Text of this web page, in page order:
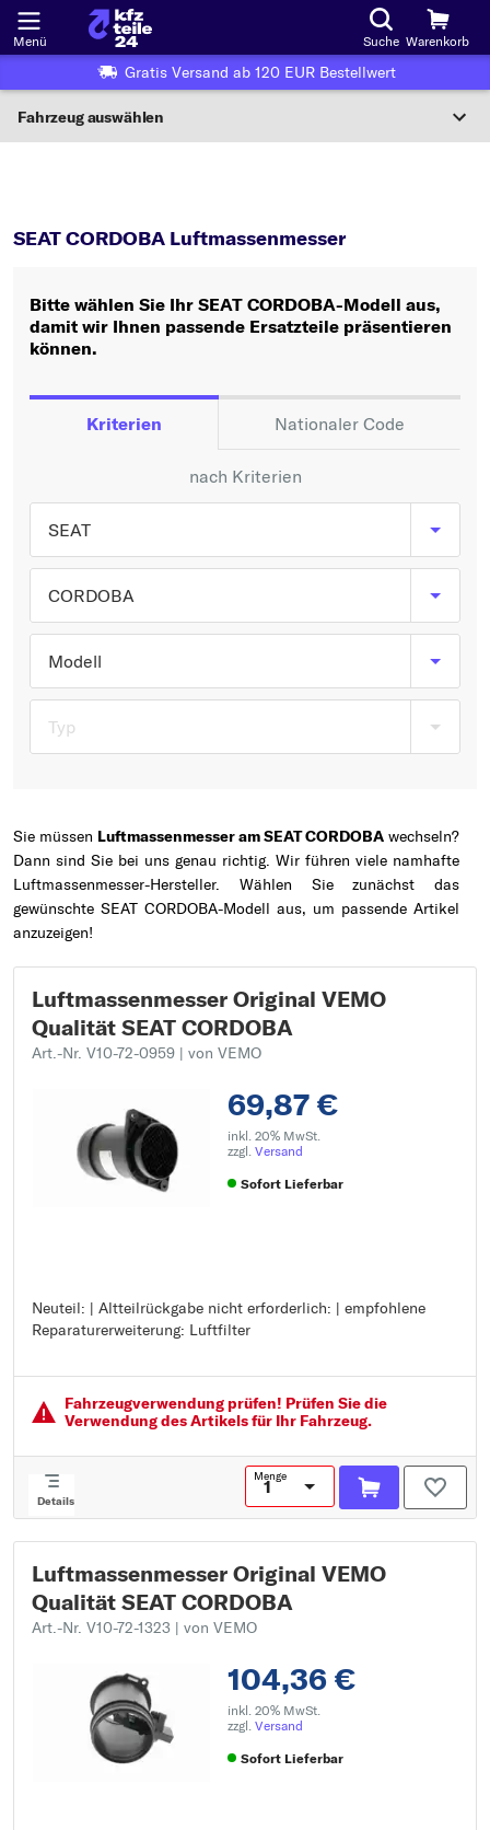
Menü Suche Warenkorb
Gratis Versand ab 120 EUR Bestellwert
Fahrzeug auswählen
Wo finde ich die?
Oder
Oder Fahrzeugauswahl nach Kriterien:
Hersteller wählen
Typ wählen
SEAT CORDOBA Luftmassenmesser
Bitte wählen Sie Ihr SEAT CORDOBA-Modell aus,
damit wir Ihnen passende Ersatzteile präsentieren
können.
Kriterien Nationaler Code
nach Kriterien
SEAT
CORDOBA
Modell
Typ
Sie müssen Luftmassenmesser am SEAT CORDOBA wechseln?
Dann sind Sie bei uns genau richtig. Wir führen viele namhafte
Luftmassenmesser-Hersteller. Wählen Sie zunächst das
gewünschte SEAT CORDOBA-Modell aus, um passende Artikel
anzuzeigen!
Luftmassenmesser Original VEMO
Qualität SEAT CORDOBA
Art.-Nr. V10-72-0959 | von VEMO
69,87 €
inkl. 20% MwSt.
zzgl. Versand
Sofort Lieferbar
Neuteil: | Altteilrückgabe nicht erforderlich: | empfohlene
Reparaturerweiterung: Luftfilter
Neuteil:
Altteilrückgabe nicht erforderlich:
Fahrzeugver­wendung prüfen! Prüfen Sie die
Verwendung des Artikels für Ihr Fahrzeug.
Details
Menge
Luftmassenmesser Original VEMO
Qualität SEAT CORDOBA
Art.-Nr. V10-72-1323 | von VEMO
104,36 €
inkl. 20% MwSt.
zzgl. Versand
Sofort Lieferbar